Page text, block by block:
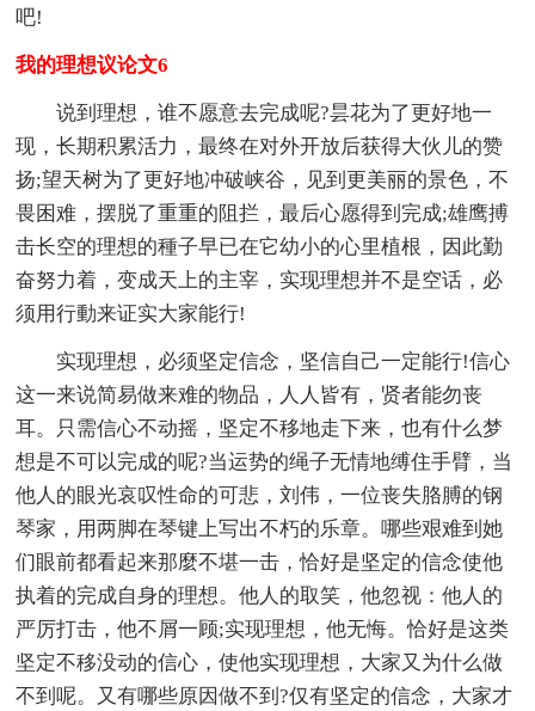
吧!
我的理想议论文6
说到理想，谁不愿意去完成呢?昙花为了更好地一
现，长期积累活力，最终在对外开放后获得大伙儿的赞
扬;望天树为了更好地冲破峡谷，见到更美丽的景色，不
畏困难，摆脱了重重的阻拦，最后心愿得到完成;雄鹰搏
击长空的理想的種子早已在它幼小的心里植根，因此勤
奋努力着，变成天上的主宰，实现理想并不是空话，必
须用行動来证实大家能行!
实现理想，必须坚定信念，坚信自己一定能行!信心
这一来说简易做来难的物品，人人皆有，贤者能勿丧
耳。只需信心不动摇，坚定不移地走下来，也有什么梦
想是不可以完成的呢?当运势的绳子无情地缚住手臂，当
他人的眼光哀叹性命的可悲，刘伟，一位丧失胳膊的钢
琴家，用两脚在琴键上写出不朽的乐章。哪些艰难到她
们眼前都看起来那麼不堪一击，恰好是坚定的信念使他
执着的完成自身的理想。他人的取笑，他忽视：他人的
严厉打击，他不屑一顾;实现理想，他无悔。恰好是这类
坚定不移没动的信心，使他实现理想，大家又为什么做
不到呢。又有哪些原因做不到?仅有坚定的信念，大家才